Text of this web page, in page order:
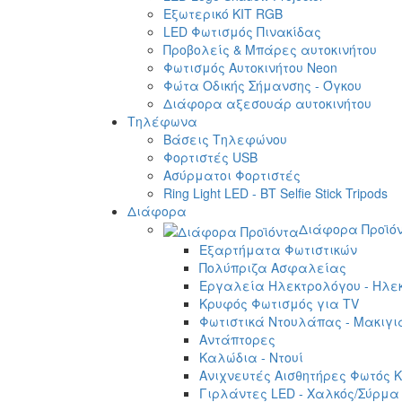
Εξωτερικό ΚΙΤ RGB
LED Φωτισμός Πινακίδας
Προβολείς & Μπάρες αυτοκινήτου
Φωτισμός Αυτοκινήτου Neon
Φώτα Οδικής Σήμανσης - Όγκου
Διάφορα αξεσουάρ αυτοκινήτου
Τηλέφωνα
Βάσεις Τηλεφώνου
Φορτιστές USB
Ασύρματοι Φορτιστές
Ring Light LED - BT Selfie Stick Tripods
Διάφορα
Διάφορα
Εξαρτήματα Φωτιστικών
Πολύπριζα Ασφαλείας
Εργαλεία Ηλεκτρολόγου -
Κρυφός Φωτισμός για TV
Φωτιστικά Ντουλάπας -
Αντάπτορες
Καλώδια - Ντουί
Ανιχνευτές Αισθητήρες Φωτός
Γιρλάντες LED - Χαλκός/Σύρμα